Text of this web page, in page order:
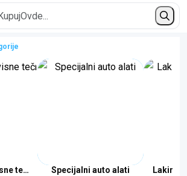
tečnosti Specijalni auto alati